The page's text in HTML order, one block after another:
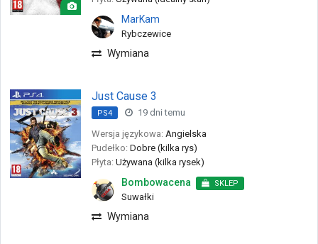
MarKam
Rybczewice
Wymiana
Just Cause 3
PS4
19 dni temu
Wersja językowa: Angielska
Pudełko: Dobre (kilka rys)
Płyta: Używana (kilka rysek)
Bombowacena SKLEP
Suwałki
Wymiana